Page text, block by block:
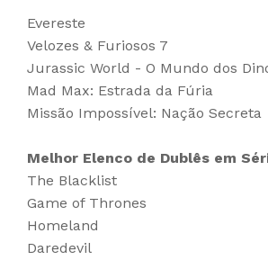
Evereste
Velozes & Furiosos 7
Jurassic World - O Mundo dos
Mad Max: Estrada da Fúria
Missão Impossível: Nação Secreta
Melhor Elenco de Dublês em
The Blacklist
Game of Thrones
Homeland
Daredevil